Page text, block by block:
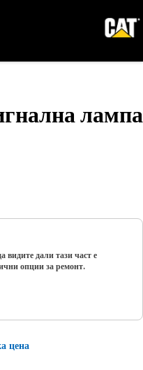
лампа
видите дали тази част е
опции за ремонт.
цена